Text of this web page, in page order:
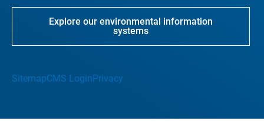
Explore our environmental information
systems
SitemapCMS LoginPrivacy